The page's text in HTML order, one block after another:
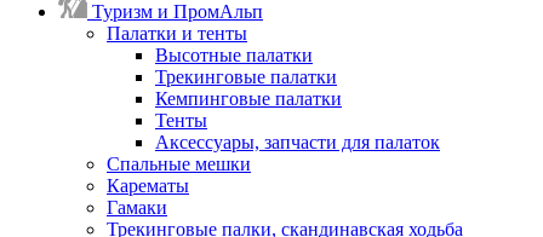
Туризм и ПромАльп
Палатки и тенты
Высотные палатки
Трекинговые палатки
Кемпинговые палатки
Тенты
Аксессуары, запчасти для палаток
Спальные мешки
Карематы
Гамаки
Трекинговые палки, скандинавская ходьба